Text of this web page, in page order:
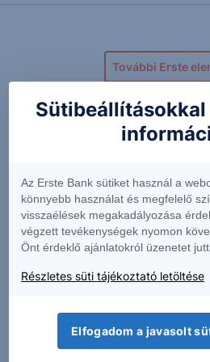
További Erste
Kapcsolódó termékek
ABTC
6.5400 +6.51%
Az Erste Bank sütiket használ a
könnyebb használat és megfelelő
visszaélések megakadályozása
végzett tevékenységek nyomon
Önt érdeklő ajánlatokról üzenetet
Részletes süti tájékoztató letöltése
Elfogadom a javasolt